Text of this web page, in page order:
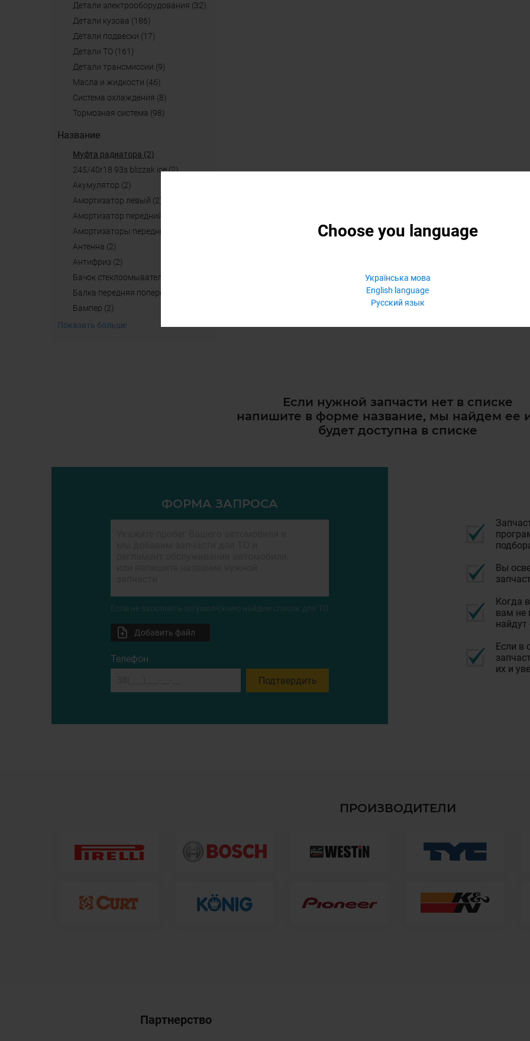
Choose you language
Українська мова
English language
Русский язык
детали электрооборудования (32)
детали кузова (186)
детали подвески (17)
детали ТО (161)
детали трансмиссии (9)
масла и жидкости (46)
система охлаждения (8)
тормозная система (98)
Название
муфта радиатора (2)
245/40r18 93s blizzak ice (2)
акумулятор (2)
амортизатор левый (2)
амортизатор передний (2)
амортизаторы передние (2)
антенна (2)
aнтифриз (2)
бачок стеклоомывателя (4)
балка передняя поперечная б/у (2)
бампер (2)
Показать больше
Если нужной запчасти нет в списке
напишите в форме название, мы найдем ее
будет доступна в списке
ФОРМА ЗАПРОСА
Если не заполнить по умолчанию найдем список для ТО
Добавить файл
Телефон
Подтвердить
Вы
Когда
вам не
Если в
их и
ПРОИЗВОДИТЕЛИ
Партнерство